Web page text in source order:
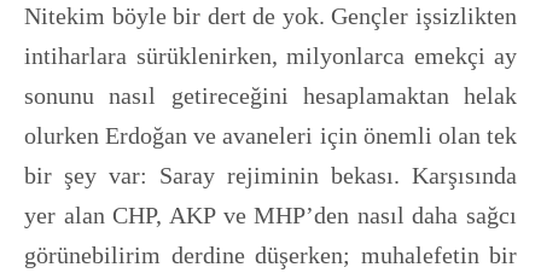
Nitekim böyle bir dert de yok. Gençler işsizlikten
intiharlara sürüklenirken, milyonlarca emekçi ay
sonunu nasıl getireceğini hesaplamaktan helak
olurken Erdoğan ve avaneleri için önemli olan tek
bir şey var: Saray rejiminin bekası. Karşısında
yer alan CHP, AKP ve MHP’den nasıl daha sağcı
görünebilirim derdine düşerken; muhalefetin bir